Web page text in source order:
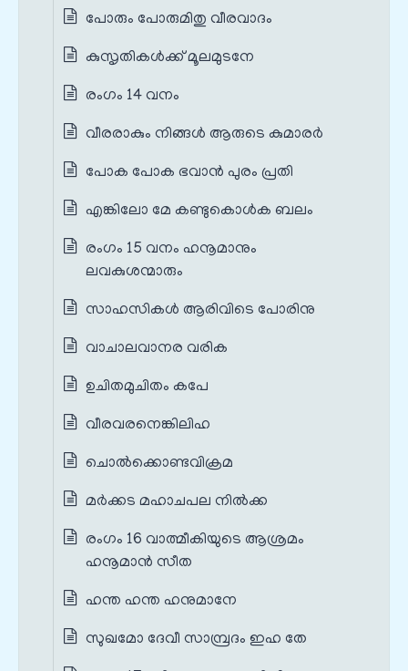
പോരും പോരുമിതു വീരവാദം
കുസൃതികള്‍ക്ക് മൂലമുടനേ
രംഗം 14 വനം
വീരരാകും നിങ്ങള്‍ ആരുടെ കുമാരര്‍
പോക പോക ഭവാന്‍ പുരം പ്രതി
എങ്കിലോ മേ കണ്ടുകൊള്‍ക ബലം
രംഗം 15 വനം ഹനൂമാനും
ലവകുശന്മാരും
സാഹസികള്‍ ആരിവിടെ പോരിനു
വാചാലവാനര വരിക
ഉചിതമുചിതം കപേ
വീരവരനെങ്കിലിഹ
ചൊല്‍ക്കൊണ്ടവിക്രമ
മര്‍ക്കട മഹാചപല നിൽക്ക
രംഗം 16 വാത്മീകിയുടെ ആശ്രമം
ഹനൂമാൻ സീത
ഹന്ത ഹന്ത ഹനുമാനേ
സുഖമോ ദേവീ സാമ്പ്രദം ഇഹ തേ